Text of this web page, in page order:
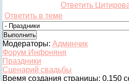
Ответить
Ответить в теме
Модераторы: Админчик
Форум Инфоняня
Праздники
Сценарий свадьбы
Время создания страницы: 0.150